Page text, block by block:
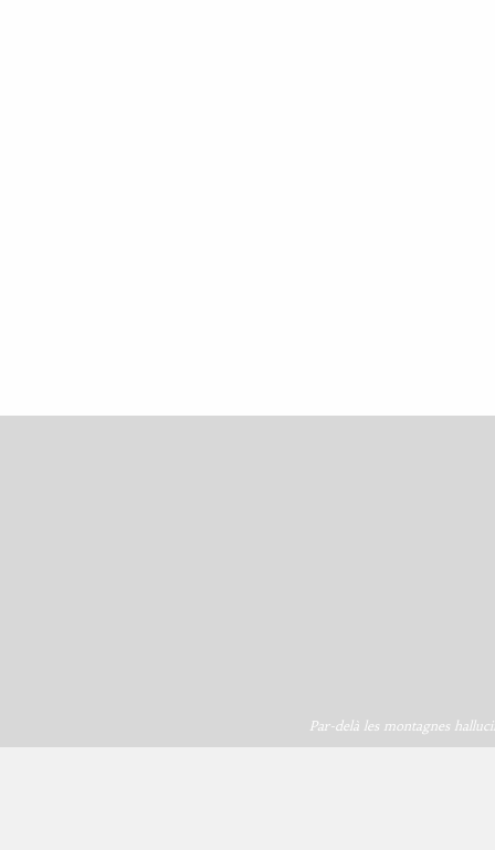
Par-delà les montagnes